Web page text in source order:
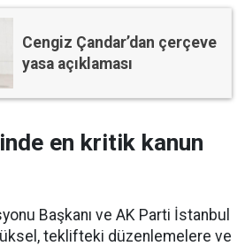
Cengiz Çandar’dan çerçeve
yasa açıklaması
en kritik kanun
Başkanı ve AK Parti İstanbul
teklifteki düzenlemelere ve